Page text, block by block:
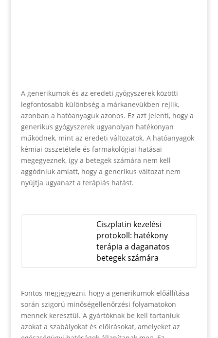
A generikumok és az eredeti gyógyszerek közötti
legfontosabb különbség a márkanevükben rejlik,
azonban a hatóanyaguk azonos. Ez azt jelenti, hogy a
generikus gyógyszerek ugyanolyan hatékonyan
működnek, mint az eredeti változatok. A hatóanyagok
kémiai összetétele és farmakológiai hatásai
megegyeznek, így a betegek számára nem kell
aggódniuk amiatt, hogy a generikus változat nem
nyújtja ugyanazt a terápiás hatást.
Ciszplatin kezelési
protokoll: hatékony
terápia a daganatos
betegek számára
Fontos megjegyezni, hogy a generikumok előállítása
során szigorú minőségellenőrzési folyamatokon
mennek keresztül. A gyártóknak be kell tartaniuk
azokat a szabályokat és előírásokat, amelyeket az